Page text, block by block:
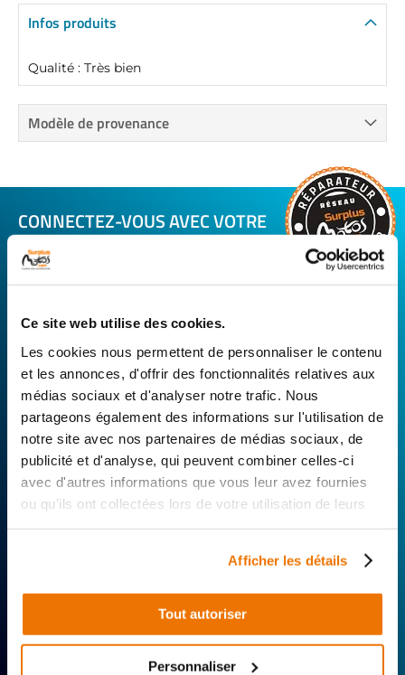
Ce site web utilise des cookies.
Les cookies nous permettent de personnaliser le contenu
et les annonces, d'offrir des fonctionnalités relatives aux
médias sociaux et d'analyser notre trafic. Nous
partageons également des informations sur l'utilisation de
notre site avec nos partenaires de médias sociaux, de
publicité et d'analyse, qui peuvent combiner celles-ci
avec d'autres informations que vous leur avez fournies
ou qu'ils ont collectées lors de votre utilisation de leurs
Afficher les détails
Tout autoriser
Personnaliser
Infos produits
Qualité : Très bien
Modèle de provenance
CONNECTEZ-VOUS AVEC VOTRE
RÉPARATEUR FAVORI
technique de notre réseau de Réparateurs-
d’occasion garanties à la révision complète de
votre 2 roues, trouvez le garage le plus proche de
chez vous.
Rechercher par...
technique
Réactivité
Offerte